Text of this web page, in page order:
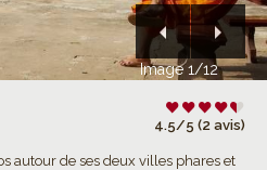
Image 1/12
4.5/5 (2 avis)
autour de ses deux villes phares et